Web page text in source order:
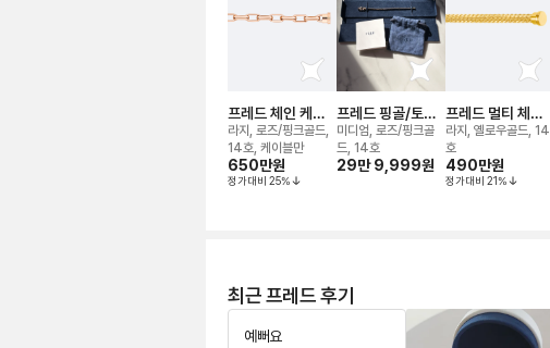
프레드 체인 케이
블 브레이슬릿용
라지, 로즈/핑크골드,
14호, 케이블만
650만원
정가대비 25%
프레드 핑골/토프
케이블 브레이슬릿
용
미디엄, 로즈/핑크골
드, 14호
29만 9,999원
프레드 멀티 체인
케이블 브레이슬릿
용
라지, 옐로우골드, 14
호
490만원
정가대비 21%
최근 프레드 후기
예뻐요